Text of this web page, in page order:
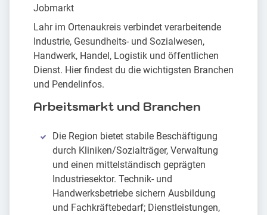
Jobmarkt
Lahr im Ortenaukreis verbindet verarbeitende
Industrie, Gesundheits- und Sozialwesen,
Handwerk, Handel, Logistik und öffentlichen
Dienst. Hier findest du die wichtigsten Branchen
und Pendelinfos.
Arbeitsmarkt und Branchen
Die Region bietet stabile Beschäftigung
durch Kliniken/Sozialträger, Verwaltung
und einen mittelständisch geprägten
Industriesektor. Technik- und
Handwerksbetriebe sichern Ausbildung
und Fachkräftebedarf; Dienstleistungen,